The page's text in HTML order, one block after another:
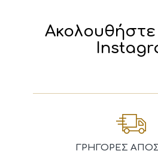
ΓΡΗΓΟΡΕΣ